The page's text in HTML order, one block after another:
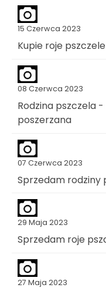
15 Czerwca 2023
Kupie roje pszczele
08 Czerwca 2023
Rodzina pszczela
poszerzana
07 Czerwca 2023
Sprzedam rodziny
29 Maja 2023
Sprzedam roje
27 Maja 2023